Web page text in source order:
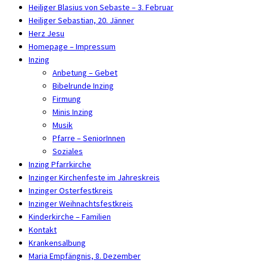
Heiliger Blasius von Sebaste – 3. Februar
Heiliger Sebastian, 20. Jänner
Herz Jesu
Homepage – Impressum
Inzing
Anbetung – Gebet
Bibelrunde Inzing
Firmung
Minis Inzing
Musik
Pfarre – SeniorInnen
Soziales
Inzing Pfarrkirche
Inzinger Kirchenfeste im Jahreskreis
Inzinger Osterfestkreis
Inzinger Weihnachtsfestkreis
Kinderkirche – Familien
Kontakt
Krankensalbung
Maria Empfängnis, 8. Dezember